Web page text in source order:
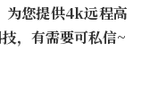
为您提供4k远程高
，有需要可私信~